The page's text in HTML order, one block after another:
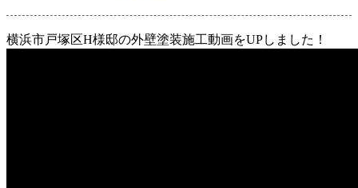
横浜市戸塚区H様邸の外壁塗装施工動画をUPしました！